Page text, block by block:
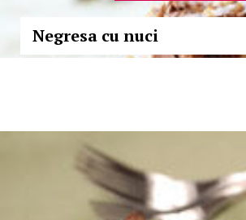
Negresa cu nuci